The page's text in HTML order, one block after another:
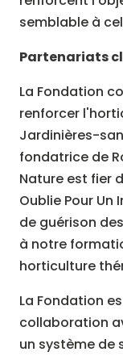
semblable à
Partenariats
La Fondation
renforcer
Jardinières-
fondatrice de
Nature est fier
Oublie Pour
de guérison
à notre
horticulture
La Fondation
collaboration
un système de